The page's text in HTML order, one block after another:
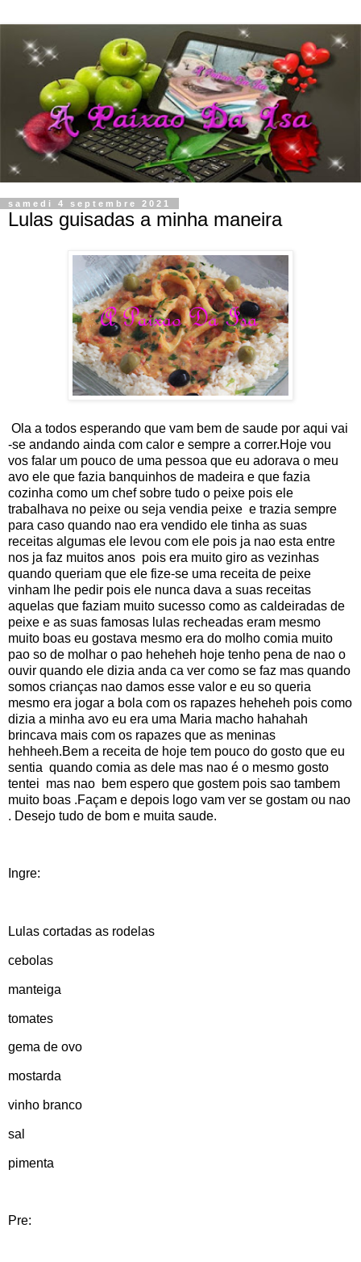
samedi 4 septembre 2021
Lulas guisadas a minha maneira
Ola a todos esperando que vam bem de saude por aqui vai
-se andando ainda com calor e sempre a correr.Hoje vou
vos falar um pouco de uma pessoa que eu adorava o meu
avo ele que fazia banquinhos de madeira e que fazia
cozinha como um chef sobre tudo o peixe pois ele
trabalhava no peixe ou seja vendia peixe e trazia sempre
para caso quando nao era vendido ele tinha as suas
receitas algumas ele levou com ele pois ja nao esta entre
nos ja faz muitos anos pois era muito giro as vezinhas
quando queriam que ele fize-se uma receita de peixe
vinham lhe pedir pois ele nunca dava a suas receitas
aquelas que faziam muito sucesso como as caldeiradas de
peixe e as suas famosas lulas recheadas eram mesmo
muito boas eu gostava mesmo era do molho comia muito
pao so de molhar o pao heheheh hoje tenho pena de nao o
ouvir quando ele dizia anda ca ver como se faz mas quando
somos crianças nao damos esse valor e eu so queria
mesmo era jogar a bola com os rapazes heheheh pois como
dizia a minha avo eu era uma Maria macho hahahah
brincava mais com os rapazes que as meninas
hehheeh.Bem a receita de hoje tem pouco do gosto que eu
sentia quando comia as dele mas nao é o mesmo gosto
tentei mas nao bem espero que gostem pois sao tambem
muito boas .Façam e depois logo vam ver se gostam ou nao
. Desejo tudo de bom e muita saude.
Ingre:
Lulas cortadas as rodelas
cebolas
manteiga
tomates
gema de ovo
mostarda
vinho branco
sal
pimenta
Pre: